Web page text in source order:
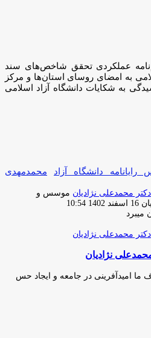
عملکردی تحقق شاخص‌های سند
به امضای روسای استان‌ها و مرکز
به شکایات دانشگاه آزاد اسلامی
رایانامه دانشگاه آزاد
محمدمهدی
موسس و
ارسال
ایمیل
16 اسفند 1402 10:54
نژادیان
امیدآفرینی در جامعه و ایجاد حس